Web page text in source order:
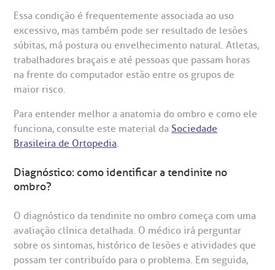
ouvidoria@bp.org.br
Fale Conosco
Rua Maestro Cardim, 769
CEP: 01323-001 | Bela Vista
São Paulo - SP
BP Mirante
Saiba mais
Endereço:
social da BP
corporativa
social
a BP
Conosco
Telemedicina BP
Centro de Doenças Autoimunes
socorro
de cópia de prontuário médico
de orçamento particular
de veracidade de atestado
Cirurgia
especialidades
Essa condição é frequentemente associada ao uso
excessivo, mas também pode ser resultado de lesões
súbitas, má postura ou envelhecimento natural. Atletas,
trabalhadores braçais e até pessoas que passam horas
na frente do computador estão entre os grupos de
maior risco.
Para entender melhor a anatomia do ombro e como ele
funciona, consulte este material da Sociedade
Brasileira de Ortopedia.
Diagnóstico: como identificar a tendinite no
ombro?
O diagnóstico da tendinite no ombro começa com uma
avaliação clínica detalhada. O médico irá perguntar
sobre os sintomas, histórico de lesões e atividades que
possam ter contribuído para o problema. Em seguida,